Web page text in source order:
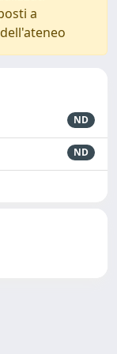
a
ND
ND